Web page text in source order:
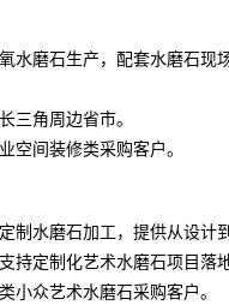
水磨石生产，配套水磨石现
三角周边省市。
空间装修类采购客户。
制水磨石加工，提供从设计
持定制化艺术水磨石项目落地
小众艺术水磨石采购客户。